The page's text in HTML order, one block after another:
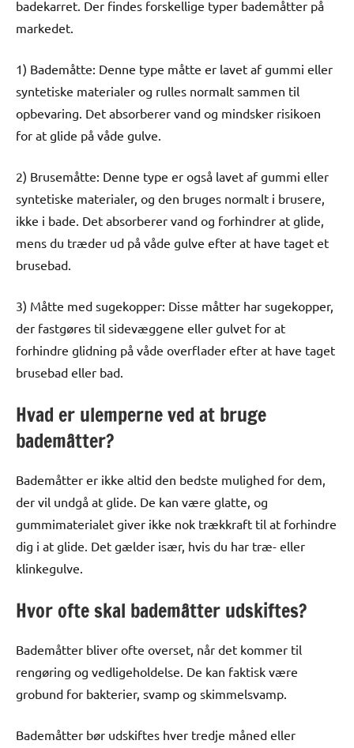
badekarret. Der findes forskellige typer bademåtter på
markedet.
1) Bademåtte: Denne type måtte er lavet af gummi eller
syntetiske materialer og rulles normalt sammen til
opbevaring. Det absorberer vand og mindsker risikoen
for at glide på våde gulve.
2) Brusemåtte: Denne type er også lavet af gummi eller
syntetiske materialer, og den bruges normalt i brusere,
ikke i bade. Det absorberer vand og forhindrer at glide,
mens du træder ud på våde gulve efter at have taget et
brusebad.
3) Måtte med sugekopper: Disse måtter har sugekopper,
der fastgøres til sidevæggene eller gulvet for at
forhindre glidning på våde overflader efter at have taget
brusebad eller bad.
Hvad er ulemperne ved at bruge
bademåtter?
Bademåtter er ikke altid den bedste mulighed for dem,
der vil undgå at glide. De kan være glatte, og
gummimaterialet giver ikke nok trækkraft til at forhindre
dig i at glide. Det gælder især, hvis du har træ- eller
klinkegulve.
Hvor ofte skal bademåtter udskiftes?
Bademåtter bliver ofte overset, når det kommer til
rengøring og vedligeholdelse. De kan faktisk være
grobund for bakterier, svamp og skimmelsvamp.
Bademåtter bør udskiftes hver tredje måned eller